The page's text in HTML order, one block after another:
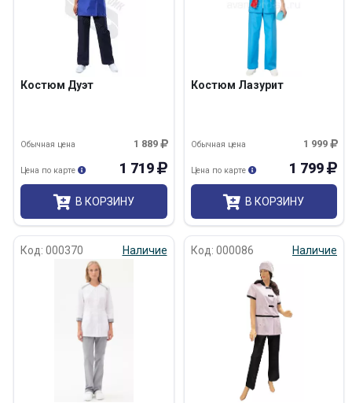
Костюм Дуэт
1 889
Обычная цена
1 719
Цена по карте
В КОРЗИНУ
Костюм Лазурит
1 999
Обычная цена
1 799
Цена по карте
В КОРЗИНУ
Код: 000370 Наличие Код: 000086 Наличие